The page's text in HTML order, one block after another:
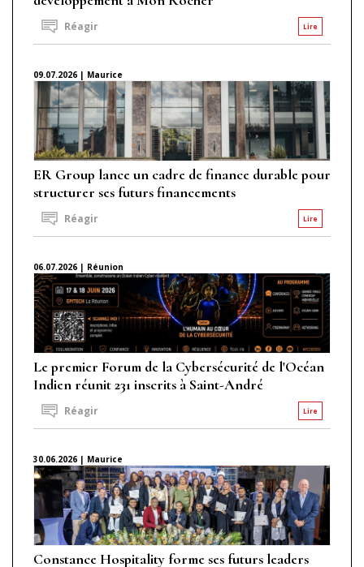
Lire
Réagir
09.07.2026 | Maurice
ER Group lance un cadre de finance durable pour
structurer ses futurs financements
Lire
Réagir
06.07.2026 | Réunion
Le premier Forum de la Cybersécurité de l'Océan
Indien réunit 231 inscrits à Saint-André
Lire
Réagir
30.06.2026 | Maurice
Constance Hospitality forme ses futurs leaders